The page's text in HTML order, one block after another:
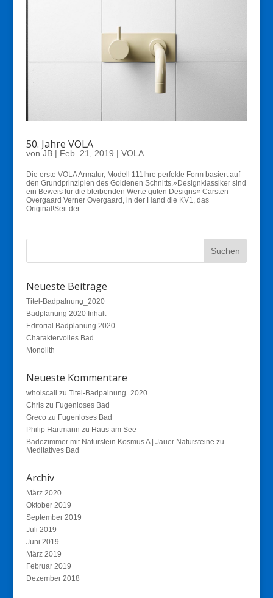
50. Jahre VOLA
vonJB| Feb. 21, 2019 | VOLA
Die erste VOLA Armatur, Modell 111Ihre perfekte Form basiert auf
den Grundprinzipien des Goldenen Schnitts.»Designklassiker sind
ein Beweis für die bleibenden Werte guten Designs« Carsten
Overgaard Verner Overgaard, in der Hand die KV1, das
Original!Seit der...
Neueste Beiträge
Titel-Badpalnung_2020
Badplanung 2020 Inhalt
Editorial Badplanung 2020
Charaktervolles Bad
Monolith
Neueste Kommentare
whoiscall zu Titel-Badpalnung_2020
Chriszu Fugenloses Bad
Greco zu Fugenloses Bad
Philip Hartmann zu Haus am See
Badezimmer mit Naturstein Kosmus A | Jauer Natursteine zu
Meditatives Bad
Archiv
März 2020
Oktober 2019
September 2019
Juli 2019
Juni 2019
März 2019
Februar 2019
Dezember 2018